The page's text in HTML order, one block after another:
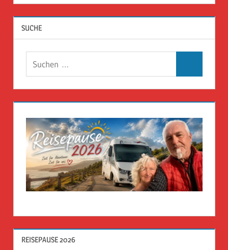
SUCHE
REISEPAUSE 2026